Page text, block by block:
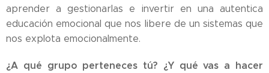
aprender a gestionarlas e invertir en una autentica
educación emocional que nos libere de un sistemas que
nos explota emocionalmente.
¿A qué grupo perteneces tú? ¿Y qué vas a hacer